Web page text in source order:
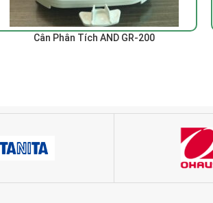
ĐỌC TIẾPCân Phân Tích AND GR-200